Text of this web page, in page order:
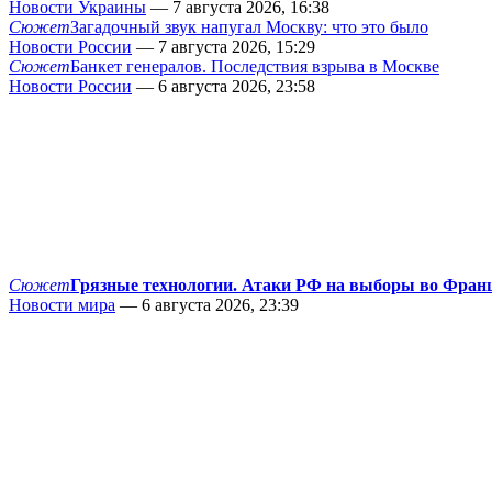
Новости Украины — 7 августа 2026, 16:38
СюжетЗагадочный звук напугал Москву: что это было
Новости России — 7 августа 2026, 15:29
СюжетБанкет генералов. Последствия взрыва в Москве
Новости России — 6 августа 2026, 23:58
СюжетГрязные технологии. Атаки РФ на выборы во
Новости мира — 6 августа 2026, 23:39